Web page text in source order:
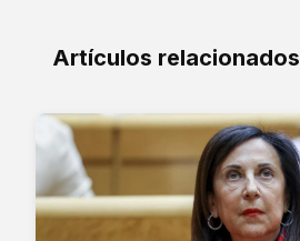
Artículos relacionados